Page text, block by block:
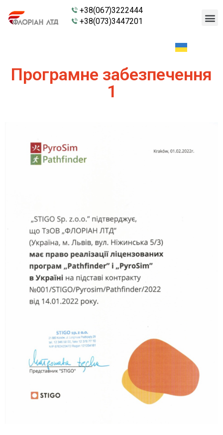
+38(067)3222444
+38(073)3447201
Програмне забезпечення
1